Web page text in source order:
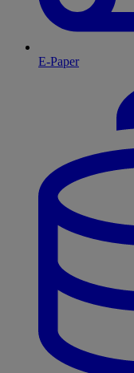
E-Paper